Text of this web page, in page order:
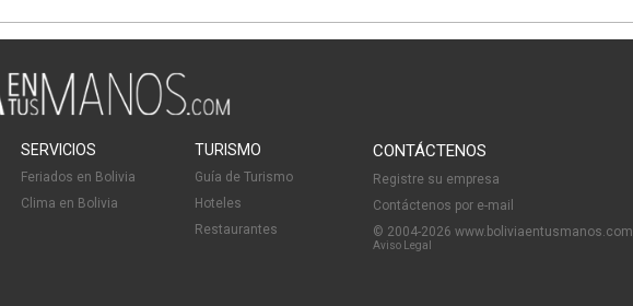
SERVICIOS
Feriados en Bolivia
Clima en Bolivia
TURISMO
Guía de Turismo
Hoteles
Restaurantes
CONTÁCTENOS
Registre su empresa
Contáctenos por e-mail
© 2004-2026 www.boliviaentusmanos.com
Aviso Legal